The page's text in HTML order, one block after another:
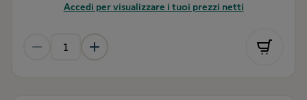
Accedi per visualizzare i tuoi prezzi netti